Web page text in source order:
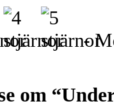
-
om